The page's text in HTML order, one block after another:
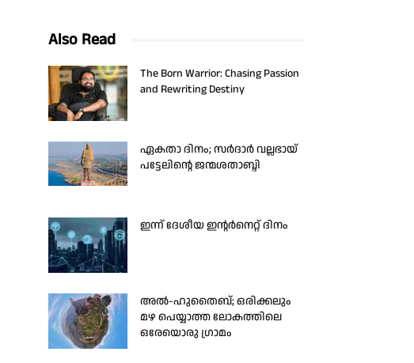
Also Read
The Born Warrior: Chasing Passion
and Rewriting Destiny
ഏകതാ ദിനം; സർദാർ വല്ലഭായ്
പട്ടേലിന്റെ ജന്മശതാബ്ദി
ഇന്ന് ദേശീയ ഇന്റർനെറ്റ് ദിനം
അൽ-ഹുതൈബ്; ഒരിക്കലും
മഴ പെയ്യാത്ത ലോകത്തിലെ
ഒരേയൊരു ഗ്രാമം